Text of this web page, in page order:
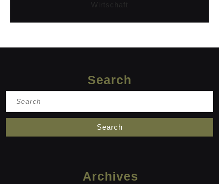
Wirtschaft
Search
Archives